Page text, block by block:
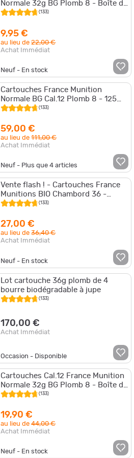
Normale 32g BG Plomb 8 - Boîte de
25 - PRIX MINI
(133)
9,95 €
au lieu de22,00 €
Achat Immédiat
Neuf - En stock
Cartouches France Munition
Normale BG Cal.12 Plomb 8 - 125
cartouches(133)
59,00 €
au lieu de111,00 €
Achat Immédiat
Neuf - Plus que4 articles
Vente flash ! - Cartouches France
Munitions BIO Chambord 36 -
Cal.12/70 x2 boites
(133)
27,00 €
au lieu de36,40 €
Achat Immédiat
Neuf - En stock
Lot cartouche 36g plomb de 4
bourre biodégradable à jupe
(133)
170,00 €
Achat Immédiat
Occasion - Disponible
Cartouches Cal.12 France Munition
Normale 32g BG Plomb 8 - Boîte de
50 - PRIX MINI
(133)
19,90 €
au lieu de44,00 €
Achat Immédiat
Neuf - En stock